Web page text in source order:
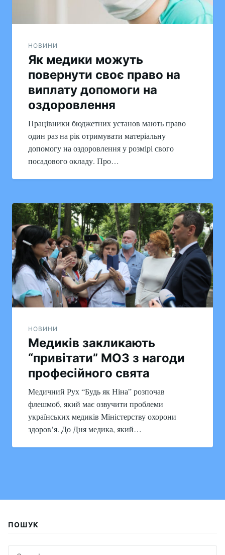
НОВИНИ
Як медики можуть
повернути своє право на
виплату допомоги на
оздоровлення
Працівники бюджетних установ мають право
один раз на рік отримувати матеріальну
допомогу на оздоровлення у розмірі свого
посадового окладу. Про…
НОВИНИ
Медиків закликають
“привітати” МОЗ з нагоди
професійного свята
Медичний Рух “Будь як Ніна” розпочав
флешмоб, який має озвучити проблеми
українських медиків Міністерству охорони
здоровʼя. До Дня медика, який…
ПОШУК